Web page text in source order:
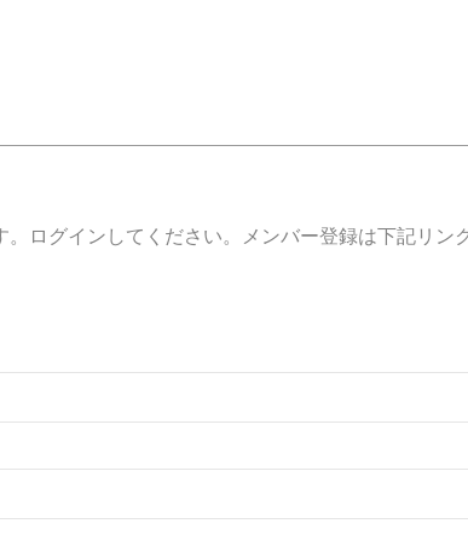
ログインしてください。メンバー登録は下記リン